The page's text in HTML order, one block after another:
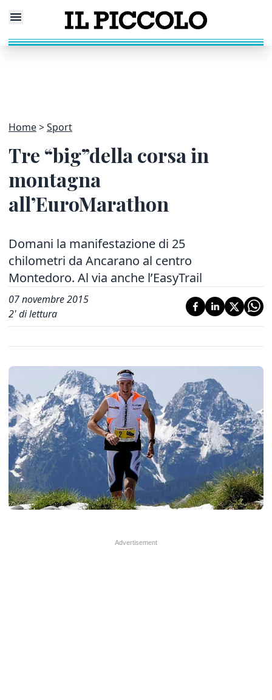
Home Sport
Tre “big”della corsa in
montagna
all’EuroMarathon
Domani la manifestazione di 25
chilometri da Ancarano al centro
Montedoro. Al via anche l’EasyTrail
07 novembre 2015
2' di lettura